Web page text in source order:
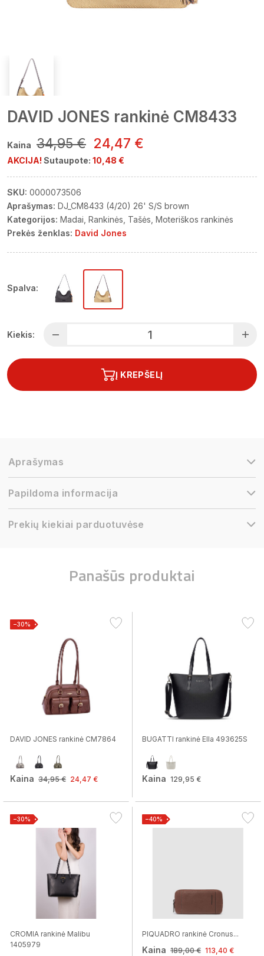
DAVID JONES rankinė CM8433
Kaina 34,95 € 24,47 €
AKCIJA! Sutaupote: 10,48 €
SKU: 0000073506
Aprašymas: DJ_CM8433 (4/20) 26' S/S brown
Kategorijos: Madai Rankinės Tašės Moteriškos rankinės
Prekės ženklas: David Jones
Spalva:
Kiekis:
Į KREPŠELĮ
Aprašymas
Papildoma informacija
Prekių kiekiai parduotuvėse
Panašūs produktai
−30%
DAVID JONES rankinė CM7864
Kaina 34,95 € 24,47 €
BUGATTI rankinė Ella 493625S
Kaina 129,95 €
−30%
CROMIA rankinė Malibu
1405979
−40%
PIQUADRO rankinė Cronus...
Kaina 189,00 € 113,40 €